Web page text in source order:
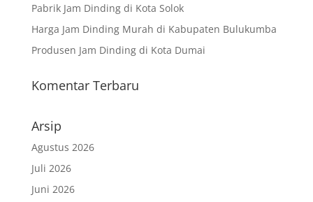
Pabrik Jam Dinding di Kota Solok
Harga Jam Dinding Murah di Kabupaten Bulukumba
Produsen Jam Dinding di Kota Dumai
Komentar Terbaru
Arsip
Agustus 2026
Juli 2026
Juni 2026